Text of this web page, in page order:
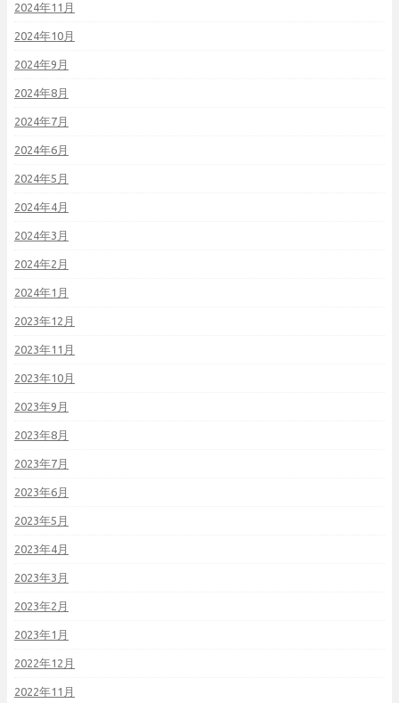
2024年11月
2024年10月
2024年9月
2024年8月
2024年7月
2024年6月
2024年5月
2024年4月
2024年3月
2024年2月
2024年1月
2023年12月
2023年11月
2023年10月
2023年9月
2023年8月
2023年7月
2023年6月
2023年5月
2023年4月
2023年3月
2023年2月
2023年1月
2022年12月
2022年11月